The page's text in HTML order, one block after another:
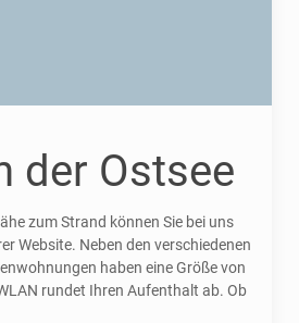
der Ostsee
zum Strand können Sie bei uns
Website. Neben den verschiedenen
haben eine Größe von
rundet Ihren Aufenthalt ab. Ob